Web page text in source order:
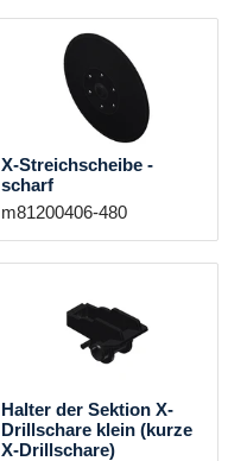
X-Streichscheibe -
scharf
m81200406-480
Halter der Sektion X-
Drillschare klein (kurze
X-Drillschare)